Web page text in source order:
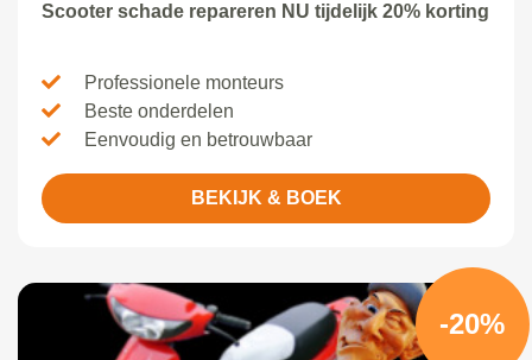
Scooter schade repareren NU tijdelijk 20% korting
Professionele monteurs
Beste onderdelen
Eenvoudig en betrouwbaar
BEKIJK & BOEK
-20%